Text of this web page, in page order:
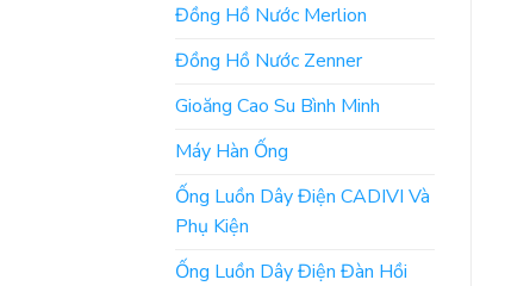
Đồng Hồ Nước Merlion
Đồng Hồ Nước Zenner
Gioăng Cao Su Bình Minh
Máy Hàn Ống
Ống Luồn Dây Điện CADIVI Và
Phụ Kiện
Ống Luồn Dây Điện Đàn Hồi